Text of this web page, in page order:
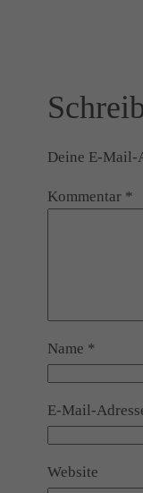
Deine E-Mail-
Kommentar *
Name *
E-Mail-
Website